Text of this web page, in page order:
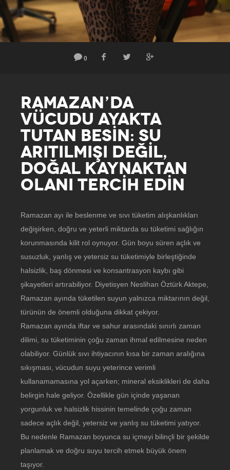
0
RAMAZAN’DA
VÜCUDU AYAKTA
TUTAN BESİN: SU
ARITILMIŞI DEĞİL,
DOĞAL KAYNAKTAN
OLANI TERCİH EDİN
Ramazan ayı ile beslenme ve sıvı tüketim alışkanlıkları
değişirken, doğru ve yeterli miktarda su tüketimi sağlığın
korunmasında kilit rol oynuyor. Gün boyu süren açlık ve
susuzluk, yanlış ve yetersiz su tüketimiyle birleştiğinde
halsizlik, baş dönmesi ve konsantrasyon kaybı gibi
şikayetleri artırabiliyor. Diyetisyen Neslihan Öztürk Aktepe,
Ramazan ayında tüketilen suyun yalnızca miktarının değil,
türünün de önemli olduğuna dikkat çekiyor.
Ramazan ayında iftar ve sahur arasındaki sınırlı zaman
dilimi, su tüketiminin çoğu zaman ihmal edilmesine neden
olabiliyor. Günlük sıvı ihtiyacının kısa bir zaman aralığına
sıkışması, vücudun suyu yeterince verimli
kullanamamasına yol açarken; mineral eksiklikleri de daha
belirgin hale geliyor. Özellikle gün içinde yaşanan
yorgunluk ve halsizlik hissinin temelinde çoğu zaman
sadece açlık değil, yetersiz ve yanlış su tüketimi yatıyor.
Bu nedenle Ramazan boyunca su içmeyi bilinçli bir şekilde
planlamak ve doğru suyu tercih etmek büyük önem
taşıyor.